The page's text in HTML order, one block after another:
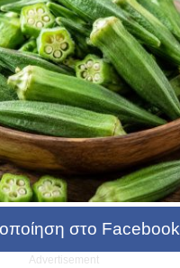
στο Facebook
Advertisement